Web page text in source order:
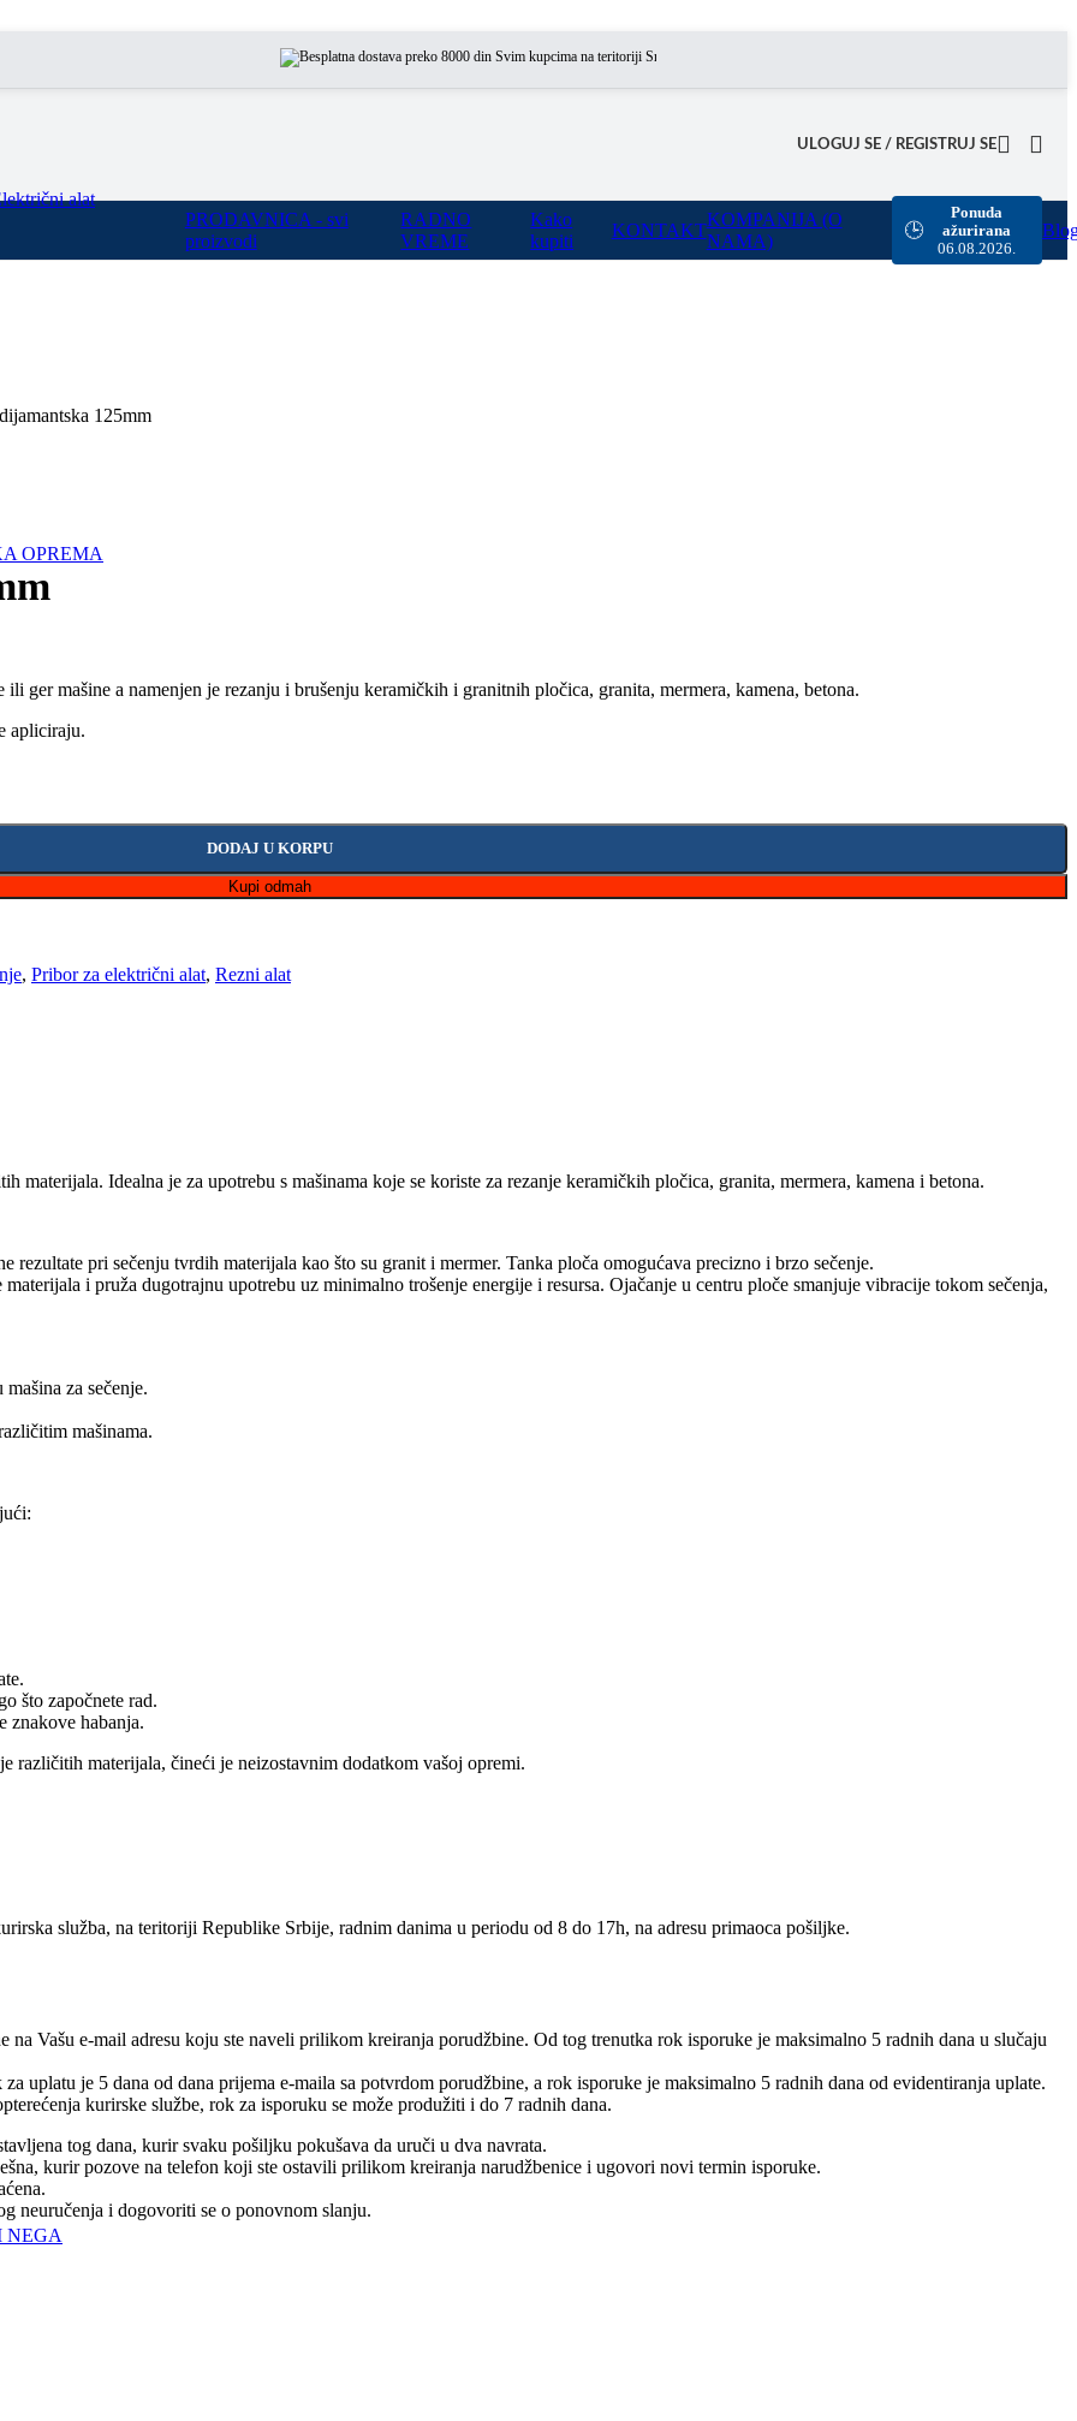
Svim kupcima na teritoriji Srbije omogućili smo besplatnu dostavu za sve porudžbine sa našeg sajta u
ULOGUJ SE / REGISTRUJ SE
alat
OPREMA
NEGA
PRODAVNICA - svi
proizvodi
RADNO
VREME
Kako
kupiti
KONTAKT
KOMPANIJA (O
NAMA)
🕒
Ponuda
ažurirana
06.08.2026.
125mm
ger mašine a namenjen je rezanju i brušenju keramičkih i granitnih pločica, granita, mermera, kamena, betona.
apliciraju.
DODAJ U KORPU
Kupi odmah
, Pribor za električni alat, Rezni alat
materijala. Idealna je za upotrebu s mašinama koje se koriste za rezanje keramičkih pločica, granita, mermera, kamena i betona.
rezultate pri sečenju tvrdih materijala kao što su granit i mermer. Tanka ploča omogućava precizno i brzo sečenje.
i pruža dugotrajnu upotrebu uz minimalno trošenje energije i resursa. Ojačanje u centru ploče smanjuje vibracije tokom sečenja,
za sečenje.
mašinama.
što započnete rad.
znakove habanja.
različitih materijala, čineći je neizostavnim dodatkom vašoj opremi.
služba, na teritoriji Republike Srbije, radnim danima u periodu od 8 do 17h, na adresu primaoca pošiljke.
Vašu e-mail adresu koju ste naveli prilikom kreiranja porudžbine. Od tog trenutka rok isporuke je maksimalno 5 radnih dana u slučaju
uplatu je 5 dana od dana prijema e-maila sa potvrdom porudžbine, a rok isporuke je maksimalno 5 radnih dana od evidentiranja uplate.
kurirske službe, rok za isporuku se može produžiti i do 7 radnih dana.
tog dana, kurir svaku pošiljku pokušava da uruči u dva navrata.
kurir pozove na telefon koji ste ostavili prilikom kreiranja narudžbenice i ugovori novi termin isporuke.
neuručenja i dogovoriti se o ponovnom slanju.